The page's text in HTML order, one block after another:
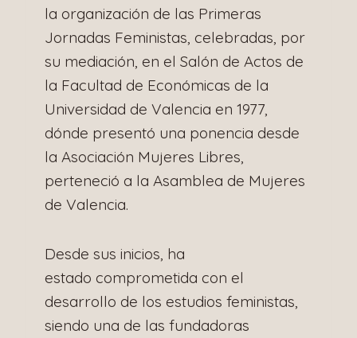
la organización de las Primeras
Jornadas Feministas, celebradas, por
su mediación, en el Salón de Actos de
la Facultad de Económicas de la
Universidad de Valencia en 1977,
dónde presentó una ponencia desde
la Asociación Mujeres Libres,
perteneció a la Asamblea de Mujeres
de Valencia.
Desde sus inicios, ha
estado comprometida con el
desarrollo de los estudios feministas,
siendo una de las fundadoras